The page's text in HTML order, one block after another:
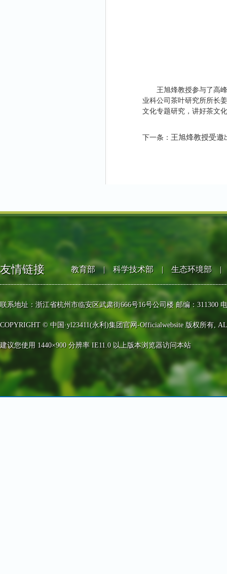
王旭烽教授参与了高
业科公司茶叶研究所所长
文化专题研究，讲好茶文
下一条： 王旭烽教授受邀
友情链接 教育部 | 科学技术部 | 生态环境部 |
联系地址：浙江省杭州市临安区武肃街666号16号公司楼 邮编：311300
COPYRIGHT © 中国·yl23411(永利)集团官网-Officialwebsite 版权所有,
建议您使用 1440×900 分辨率 IE11.0 以上版本浏览器访问本站